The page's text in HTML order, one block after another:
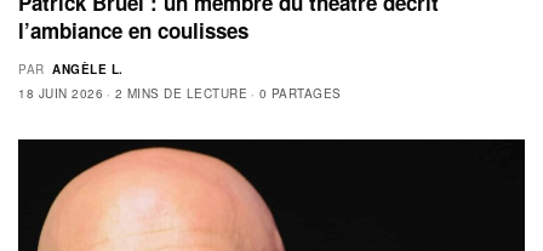
l’ambiance en coulisses
PAR ANGÈLE L.
18 JUIN 2026
2 MINS DE LECTURE 0 PARTAGES